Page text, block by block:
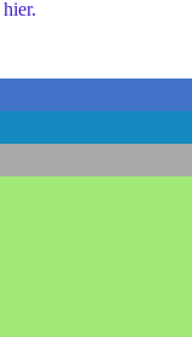
hier.